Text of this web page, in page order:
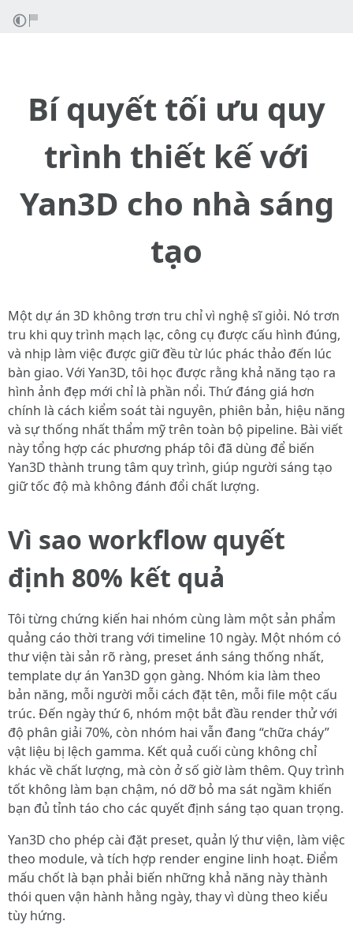
Bí quyết tối ưu quy
trình thiết kế với
Yan3D cho nhà sáng
tạo
Một dự án 3D không trơn tru chỉ vì nghệ sĩ giỏi. Nó trơn
tru khi quy trình mạch lạc, công cụ được cấu hình đúng,
và nhịp làm việc được giữ đều từ lúc phác thảo đến lúc
bàn giao. Với Yan3D, tôi học được rằng khả năng tạo ra
hình ảnh đẹp mới chỉ là phần nổi. Thứ đáng giá hơn
chính là cách kiểm soát tài nguyên, phiên bản, hiệu năng
và sự thống nhất thẩm mỹ trên toàn bộ pipeline. Bài viết
này tổng hợp các phương pháp tôi đã dùng để biến
Yan3D thành trung tâm quy trình, giúp người sáng tạo
giữ tốc độ mà không đánh đổi chất lượng.
Vì sao workflow quyết
định 80% kết quả
Tôi từng chứng kiến hai nhóm cùng làm một sản phẩm
quảng cáo thời trang với timeline 10 ngày. Một nhóm có
thư viện tài sản rõ ràng, preset ánh sáng thống nhất,
template dự án Yan3D gọn gàng. Nhóm kia làm theo
bản năng, mỗi người mỗi cách đặt tên, mỗi file một cấu
trúc. Đến ngày thứ 6, nhóm một bắt đầu render thử với
độ phân giải 70%, còn nhóm hai vẫn đang “chữa cháy”
vật liệu bị lệch gamma. Kết quả cuối cùng không chỉ
khác về chất lượng, mà còn ở số giờ làm thêm. Quy trình
tốt không làm bạn chậm, nó dỡ bỏ ma sát ngầm khiến
bạn đủ tỉnh táo cho các quyết định sáng tạo quan trọng.
Yan3D cho phép cài đặt preset, quản lý thư viện, làm việc
theo module, và tích hợp render engine linh hoạt. Điểm
mấu chốt là bạn phải biến những khả năng này thành
thói quen vận hành hằng ngày, thay vì dùng theo kiểu
tùy hứng.